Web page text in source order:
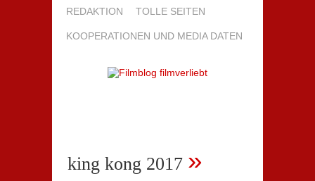
REDAKTION TOLLE SEITEN
KOOPERATIONEN UND MEDIA DATEN
king kong 2017 »